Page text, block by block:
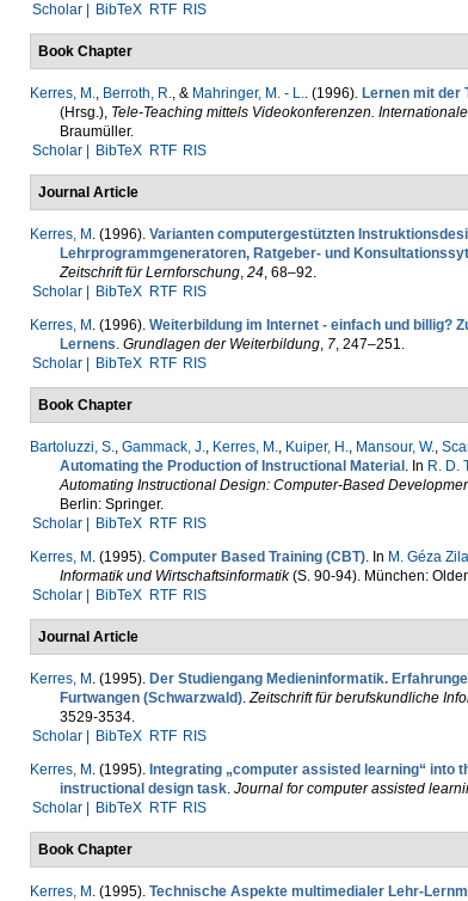
Scholar |
BibTeX RTF RIS
Book Chapter
Kerres, M., Berroth, R., & Mahringer, M. - L.. (1996). Lernen mit der
(Hrsg.), Tele-Teaching mittels Videokonferenzen.
Braumüller.
Scholar |
BibTeX RTF RIS
Journal Article
Kerres, M . (1996). Varianten computergestützten
Lehrprogrammgeneratoren, Ratgeber- und
Zeitschrift für Lern­for­schung, 24, 68–92.
Scholar |
BibTeX RTF RIS
Kerres, M . (1996). Weiterbildung im Internet - einfach und billig?
Lernens. Grundlagen der Weiterbildung, 7, 247–251.
Scholar |
BibTeX RTF RIS
Book Chapter
Bartoluzzi, S., Gammack, J., Kerres, M., Kuiper, H., Mansour, W.,
Automating the Production of Instructional Material . In R. D.
Automating Instructional Design: Computer-Based
Berlin: Springer.
Scholar |
BibTeX RTF RIS
Kerres, M . (1995). Computer Based Training (CBT). In M. Géza
Informatik und Wirtschaftsinformatik(S. 90-94). München:
Scholar |
BibTeX RTF RIS
Journal Article
Kerres, M . (1995). Der Studiengang Medieninformatik.
Furtwangen (Schwarzwald).Zeitschrift für berufs­kundliche
3529-3534.
Scholar |
BibTeX RTF RIS
Kerres, M . (1995). Integrating „computer assisted learning“ into
instructional design task. Journal for computer assisted
Scholar |
BibTeX RTF RIS
Book Chapter
Kerres, M . (1995). Technische Aspekte multimedialer Lehr-